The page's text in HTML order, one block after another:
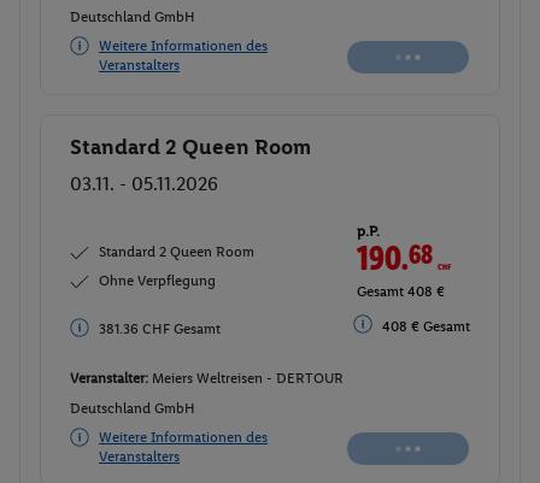
Deutschland GmbH
Weitere Informationen des
Veranstalters
Buchen
Standard 2 Queen Room
03.11. - 05.11.2026
Standard 2 Queen Room
Ohne Verpflegung
381.36 CHF Gesamt
p.P.
190.68CHF
Gesamt 408 €
408 € Gesamt
Veranstalter: Meiers Weltreisen - DERTOUR
Deutschland GmbH
Weitere Informationen des
Veranstalters